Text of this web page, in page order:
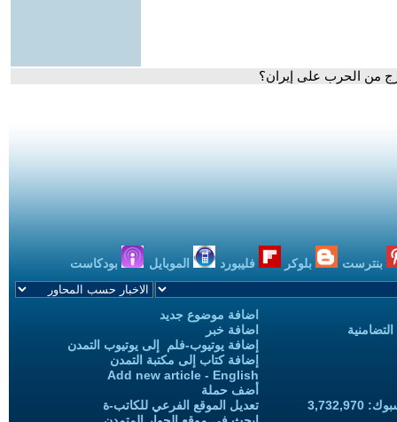
من الحرب على إيران؟
بنترست بلوكر فليبورد الموبايل بودكاست
اضافة موضوع جديد
اضافة خبر
إضافة يوتيوب-فلم إلى يوتيوب التمدن
إضافة كتاب إلى مكتبة التمدن
Add new article - English
أضف حملة
تعديل الموقع الفرعي للكاتب-ة